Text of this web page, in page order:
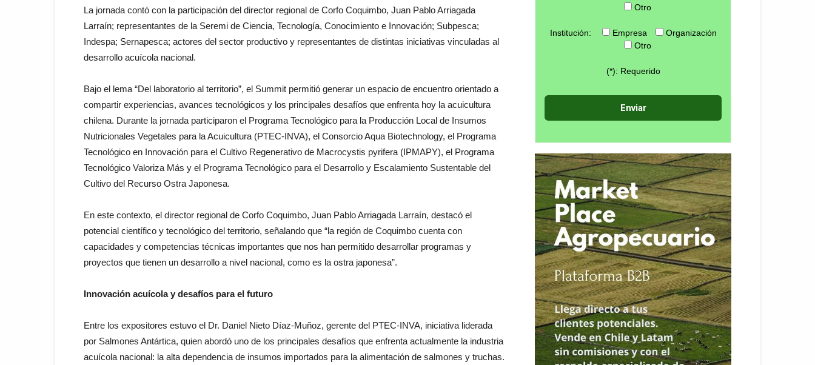
La jornada contó con la participación del director regional de Corfo Coquimbo, Juan Pablo Arriagada
Larraín; representantes de la Seremi de Ciencia, Tecnología, Conocimiento e Innovación; Subpesca;
Indespa; Sernapesca; actores del sector productivo y representantes de distintas iniciativas vinculadas al
desarrollo acuícola nacional.
Bajo el lema “Del laboratorio al territorio”, el Summit permitió generar un espacio de encuentro orientado a
compartir experiencias, avances tecnológicos y los principales desafíos que enfrenta hoy la acuicultura
chilena. Durante la jornada participaron el Programa Tecnológico para la Producción Local de Insumos
Nutricionales Vegetales para la Acuicultura (PTEC-INVA), el Consorcio Aqua Biotechnology, el Programa
Tecnológico en Innovación para el Cultivo Regenerativo de Macrocystis pyrifera (IPMAPY), el Programa
Tecnológico Valoriza Más y el Programa Tecnológico para el Desarrollo y Escalamiento Sustentable del
Cultivo del Recurso Ostra Japonesa.
En este contexto, el director regional de Corfo Coquimbo, Juan Pablo Arriagada Larraín, destacó el
potencial científico y tecnológico del territorio, señalando que “la región de Coquimbo cuenta con
capacidades y competencias técnicas importantes que nos han permitido desarrollar programas y
proyectos que tienen un desarrollo a nivel nacional, como es la ostra japonesa”.
Innovación acuícola y desafíos para el futuro
Entre los expositores estuvo el Dr. Daniel Nieto Díaz-Muñoz, gerente del PTEC-INVA, iniciativa liderada
por Salmones Antártica, quien abordó uno de los principales desafíos que enfrenta actualmente la industria
acuícola nacional: la alta dependencia de insumos importados para la alimentación de salmones y truchas.
Otro
Institución: Empresa
Organización
Otro
(*): Requerido